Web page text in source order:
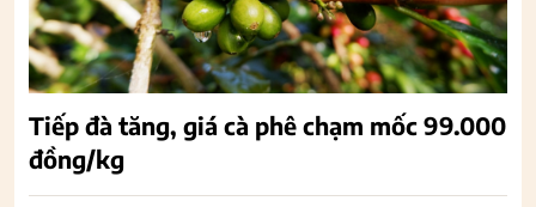
Tiếp đà tăng, giá cà phê chạm mốc 99.000
đồng/kg